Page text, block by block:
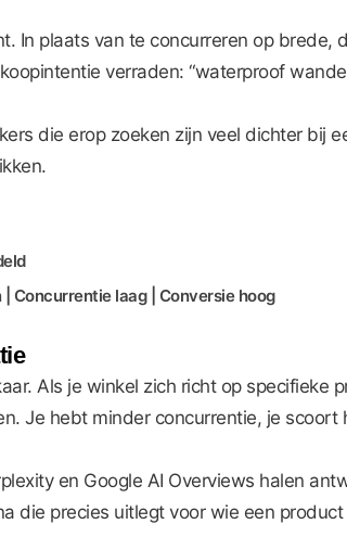
plaats van te concurreren op brede,
verraden: “waterproof
die erop zoeken zijn veel dichter bij
Concurrentie laag | Conversie hoog
Als je winkel zich richt op specifieke
Je hebt minder concurrentie, je
en Google AI Overviews halen
die precies uitlegt voor wie een